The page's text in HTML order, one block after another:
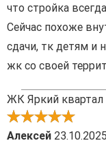
что стройка
Сейчас похоже
сдачи, тк детям и
жк со своей
ЖК Яркий
Алексей 23.10.2025